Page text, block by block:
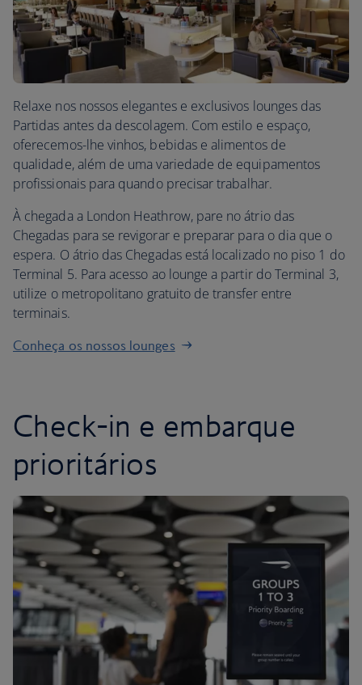
Relaxe nos nossos elegantes e exclusivos lounges das
Partidas antes da descolagem. Com estilo e espaço,
oferecemos-lhe vinhos, bebidas e alimentos de
qualidade, além de uma variedade de equipamentos
profissionais para quando precisar trabalhar.
À chegada a London Heathrow, pare no átrio das
Chegadas para se revigorar e preparar para o dia que o
espera. O átrio das Chegadas está localizado no piso 1 do
Terminal 5. Para acesso ao lounge a partir do Terminal 3,
utilize o metropolitano gratuito de transfer entre
terminais.
Conheça os nossos lounges
Check-in e embarque
prioritários